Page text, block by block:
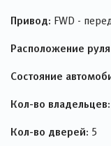
Привод: FWD -
Расположение
Состояние
Кол-во владельцев:
Кол-во дверей: 5